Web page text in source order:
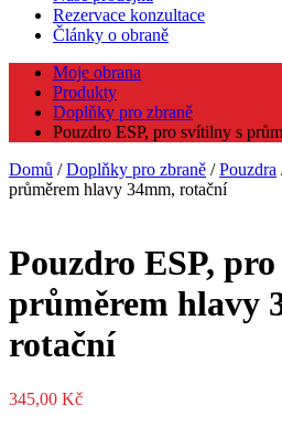
Rezervace konzultace
Články o obraně
Moje obrana
Produkty
Doplňky pro zbraně
Pouzdro ESP, pro svítilny s
Domů /Doplňky pro zbraně /Pouzdra
průměrem hlavy 34mm, rotační
Pouzdro ESP,
průměrem hlavy
rotační
345,00 Kč